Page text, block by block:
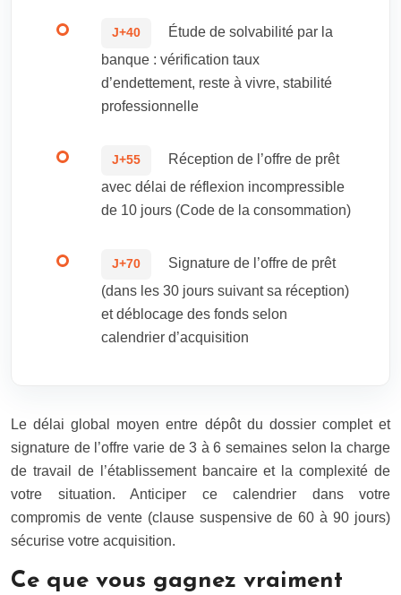
J+40
Étude de solvabilité par la
banque : vérification taux
d’endettement, reste à vivre, stabilité
professionnelle
J+55
Réception de l’offre de prêt
avec délai de réflexion incompressible
de 10 jours (Code de la consommation)
J+70
Signature de l’offre de prêt
(dans les 30 jours suivant sa réception)
et déblocage des fonds selon
calendrier d’acquisition
Le délai global moyen entre dépôt du dossier complet et
signature de l’offre varie de 3 à 6 semaines selon la charge
de travail de l’établissement bancaire et la complexité de
votre situation. Anticiper ce calendrier dans votre
compromis de vente (clause suspensive de 60 à 90 jours)
sécurise votre acquisition.
Ce que vous gagnez vraiment